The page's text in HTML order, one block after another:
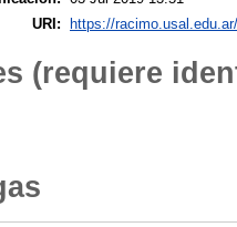
URI:
https://
(requiere